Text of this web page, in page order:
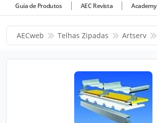
Guia de Produtos AEC Revista Academy
AECweb Telhas Zipadas Artserv